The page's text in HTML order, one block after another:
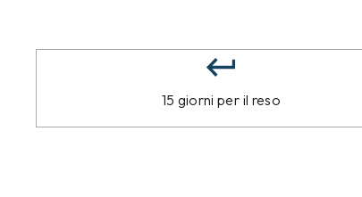
15 giorni per il reso